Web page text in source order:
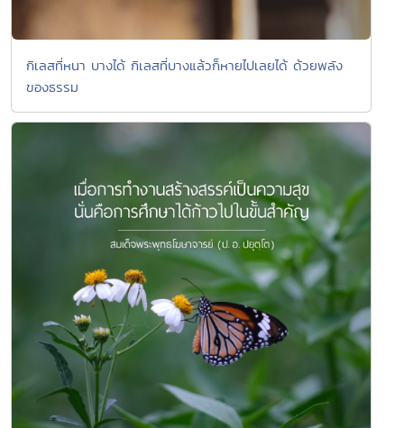
กิเลสที่หนา บางได้ กิเลสที่บางแล้วก็หายไปเลยได้ ด้วยพลัง
ของธรรม